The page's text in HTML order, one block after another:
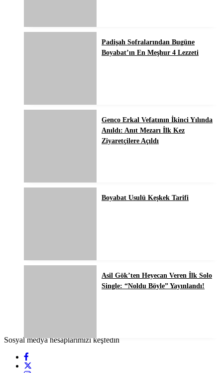
Padişah Sofralarından Bugüne
Boyabat’ın En Meşhur 4 Lezzeti
Genco Erkal Vefatının İkinci Yılında
Anıldı: Anıt Mezarı İlk Kez
Ziyaretçilere Açıldı
Boyabat Usulü Keşkek Tarifi
Asil Gök’ten Heyecan Veren İlk Solo
Single: “Noldu Böyle” Yayınlandı!
Sosyal medya hesaplarımızı keşfedin